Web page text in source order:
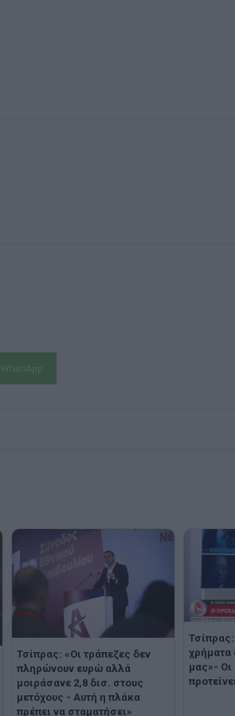
WhatsApp
Τσίπρας: «Οι τράπεζες δεν
πληρώνουν ευρώ αλλά
μοιράσανε 2,8 δισ. στους
μετόχους - Αυτή η πλάκα
πρέπει να σταματήσει»
χρήματα
μας»- Οι